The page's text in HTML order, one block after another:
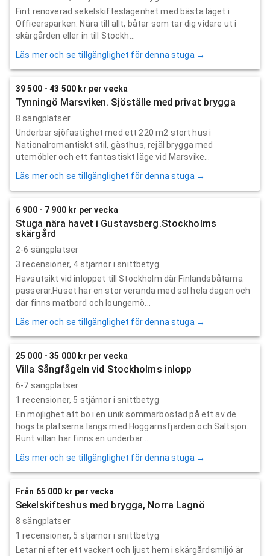
Fint renoverad sekelskifteslägenhet med bästa läget i
Officersparken. Nära till allt, båtar som tar dig vidare ut i
skärgården eller in till Stockh...
Läs mer och se tillgänglighet för denna stuga →
39 500 - 43 500 kr per vecka
Tynningö Marsviken. Sjöställe med privat brygga
8 sängplatser
Underbar sjöfastighet med ett 220 m2 stort hus i
Nationalromantiskt stil, gästhus, rejäl brygga med
utemöbler och ett fantastiskt läge vid Marsvike...
Läs mer och se tillgänglighet för denna stuga →
6 900 - 7 900 kr per vecka
Stuga nära havet i Gustavsberg.Stockholms
skärgård
2-6 sängplatser
3 recensioner, 4 stjärnor i snittbetyg
Havsutsikt vid inloppet till Stockholm där Finlandsbåtarna
passerar.Huset har en stor veranda med sol hela dagen och
där finns matbord och loungemö...
Läs mer och se tillgänglighet för denna stuga →
25 000 - 35 000 kr per vecka
Villa Sångfågeln vid Stockholms inlopp
6-7 sängplatser
1 recensioner, 5 stjärnor i snittbetyg
En möjlighet att bo i en unik sommarbostad på ett av de
högsta platserna längs med Höggarnsfjärden och Saltsjön.
Runt villan har finns en underbar ...
Läs mer och se tillgänglighet för denna stuga →
Från 65 000 kr per vecka
Sekelskifteshus med brygga, Norra Lagnö
8 sängplatser
1 recensioner, 5 stjärnor i snittbetyg
Letar ni efter ett vackert och ljust hem i skärgårdsmiljö är